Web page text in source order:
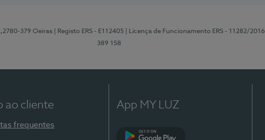
379 Oeiras | Registo ERS - E112405 | Licença de Funcionamento ERS - 11282/2016
389 158
ao cliente
frequentes
App MY LUZ